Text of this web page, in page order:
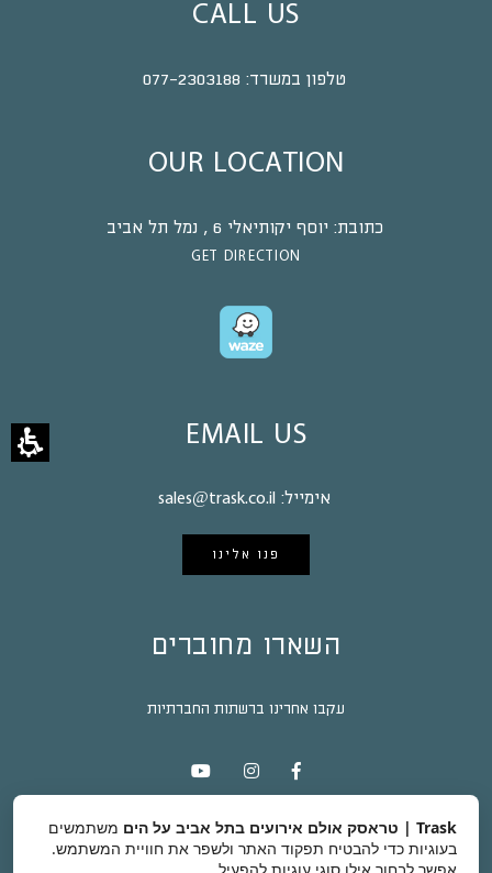
CALL US
טלפון במשרד: 077-2303188
OUR LOCATION
כתובת: יוסף יקותיאלי 6 , נמל תל אביב
GET DIRECTION
EMAIL US
אימייל: sales@trask.co.il
פנו אלינו
השארו מחוברים
עקבו אחרינו ברשתות החברתיות
Trask | טראסק אולם אירועים בתל אביב על הים
משתמשים
בעוגיות כדי להבטיח תפקוד האתר ולשפר את חוויית המשתמש.